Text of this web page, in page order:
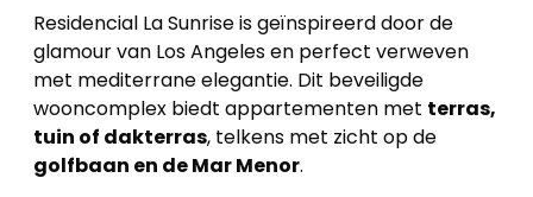
Residencial La Sunrise is geïnspireerd door de
glamour van Los Angeles en perfect verweven
met mediterrane elegantie. Dit beveiligde
wooncomplex biedt appartementen met terras,
tuin of dakterras, telkens met zicht op de
golfbaan en de Mar Menor.